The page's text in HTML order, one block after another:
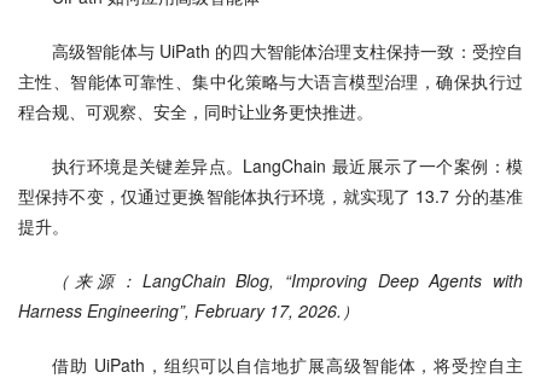
高级智能体与 UiPath 的四大智能体治理支柱保持一致：受控自
主性、智能体可靠性、集中化策略与大语言模型治理，确保执行过
程合规、可观察、安全，同时让业务更快推进。
执行环境是关键差异点。LangChain 最近展示了一个案例：模
型保持不变，仅通过更换智能体执行环境，就实现了 13.7 分的基准
提升。
（来源：LangChain Blog, “Improving Deep Agents with
Harness Engineering”, February 17, 2026.）
借助 UiPath，组织可以自信地扩展高级智能体，将受控自主